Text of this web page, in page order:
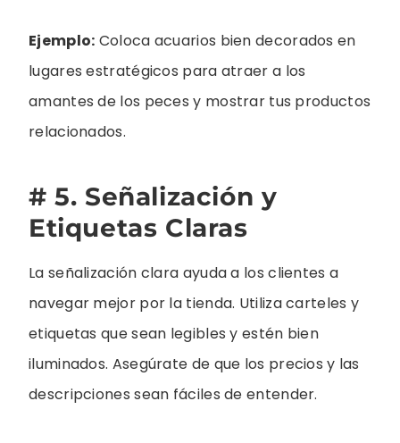
Ejemplo: Coloca acuarios bien decorados en
lugares estratégicos para atraer a los
amantes de los peces y mostrar tus productos
relacionados.
# 5. Señalización y
Etiquetas Claras
La señalización clara ayuda a los clientes a
navegar mejor por la tienda. Utiliza carteles y
etiquetas que sean legibles y estén bien
iluminados. Asegúrate de que los precios y las
descripciones sean fáciles de entender.